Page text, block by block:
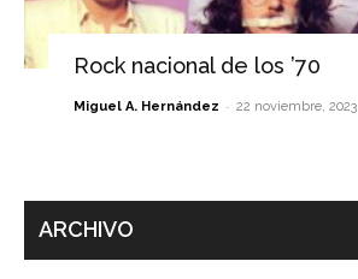
Rock nacional de los ’70
Miguel A. Hernández - 22 noviembre, 2023
ARCHIVO